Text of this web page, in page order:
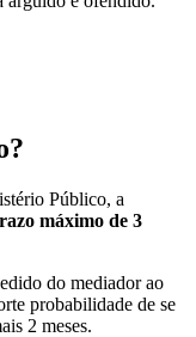
Público, a
máximo de 3
do mediador ao
probabilidade de se
2 meses.